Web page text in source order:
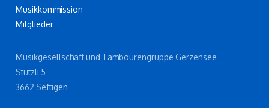
Musikkommission
Mitglieder
Musikgesellschaft und Tambourengruppe Gerzensee
Stützli 5
3662 Seftigen